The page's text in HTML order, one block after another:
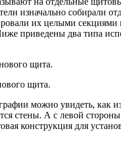
изначально собирали
их целыми секциями
приведены два типа
щита.
щита.
можно увидеть, как
стены. А с левой
конструкция для